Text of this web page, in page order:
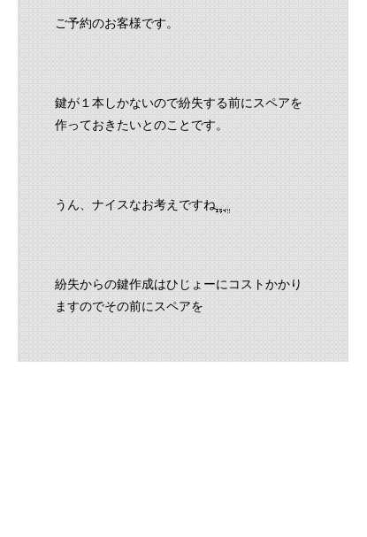
ご予約のお客様です。
鍵が１本しかないので紛失する前にスペアを
作っておきたいとのことです。
うん、ナイスなお考えですね
紛失からの鍵作成はひじょーにコストかかり
ますのでその前にスペアを